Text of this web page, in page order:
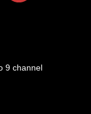
9 channel